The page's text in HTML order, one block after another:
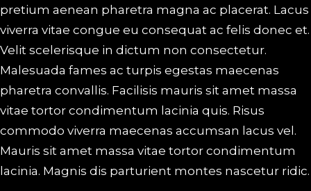
pretium aenean pharetra magna ac placerat. Lacus
viverra vitae congue eu consequat ac felis donec et.
Velit scelerisque in dictum non consectetur.
Malesuada fames ac turpis egestas maecenas
pharetra convallis. Facilisis mauris sit amet massa
vitae tortor condimentum lacinia quis. Risus
commodo viverra maecenas accumsan lacus vel.
Mauris sit amet massa vitae tortor condimentum
lacinia. Magnis dis parturient montes nascetur ridic.